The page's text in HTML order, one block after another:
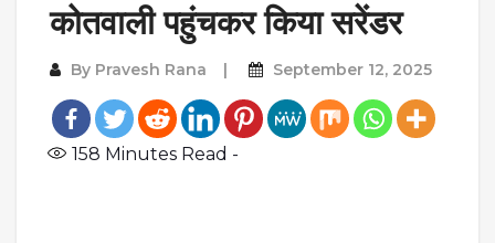
कोतवाली पहुंचकर किया सरेंडर
By Pravesh Rana September 12, 2025
158 Minutes Read -